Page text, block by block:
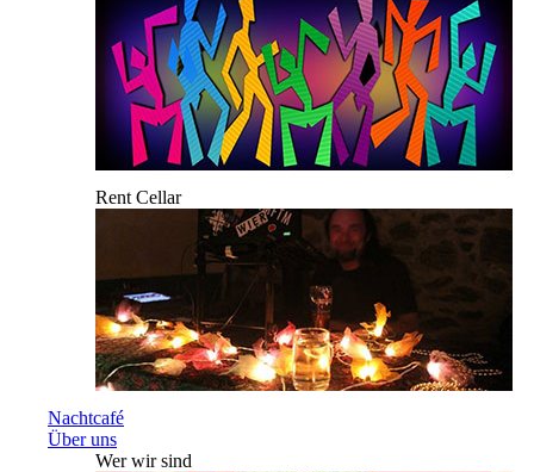
Rent Cellar
Nachtcafé
Über uns
Wer wir sind